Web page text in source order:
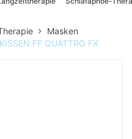
Masken
FF QUATTRO FX